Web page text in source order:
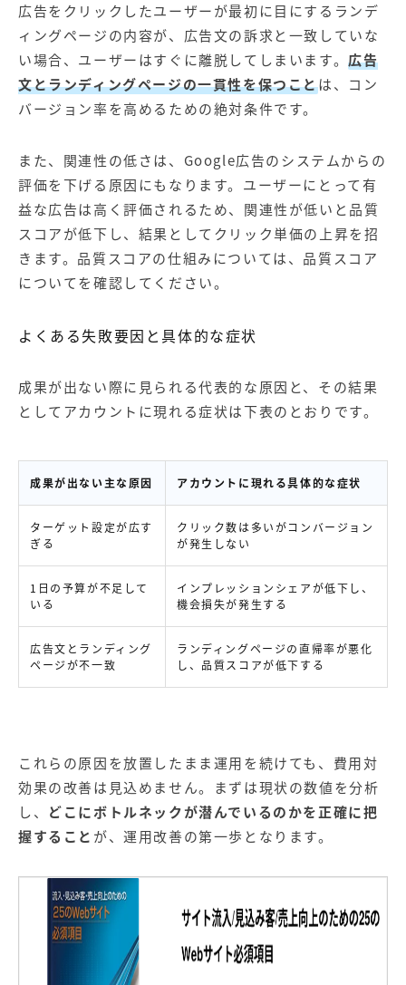
広告をクリックしたユーザーが最初に目にするランデ
ィングページの内容が、広告文の訴求と一致していな
い場合、ユーザーはすぐに離脱してしまいます。広告
文とランディングページの一貫性を保つことは、コン
バージョン率を高めるための絶対条件です。
また、関連性の低さは、Google広告のシステムからの
評価を下げる原因にもなります。ユーザーにとって有
益な広告は高く評価されるため、関連性が低いと品質
スコアが低下し、結果としてクリック単価の上昇を招
きます。品質スコアの仕組みについては、 品質スコア
についてを確認してください。
よくある失敗要因と具体的な症状
成果が出ない際に見られる代表的な原因と、その結果
としてアカウントに現れる症状は下表のとおりです。
成果が出ない主な原因 アカウントに現れる具体的な症状
ターゲット設定が広す
ぎる
クリック数は多いがコンバージョン
が発生しない
1日の予算が不足して
いる
インプレッションシェアが低下し、
機会損失が発生する
広告文とランディング
ページが不一致
ランディングページの直帰率が悪化
し、品質スコアが低下する
これらの原因を放置したまま運用を続けても、費用対
効果の改善は見込めません。まずは現状の数値を分析
し、 どこにボトルネックが潜んでいるのかを正確に把
握すること が、運用改善の第一歩となります。